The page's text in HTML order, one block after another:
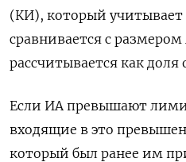
(КИ), который учитывает
сравнивается с
рассчитывается как доля
Если ИА превышают
входящие в это
который был ранее им